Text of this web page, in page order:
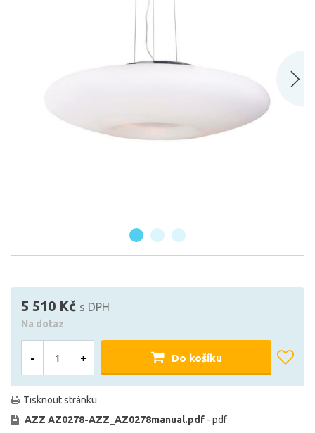
5 510 Kč s DPH
Na dotaz
- + Do košíku
Tisknout stránku
AZZ AZ0278-AZZ_AZ0278manual.pdf - pdf